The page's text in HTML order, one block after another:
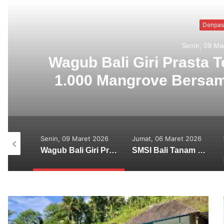
Prasta Terjun Langsung
Bersama SMSI Bali di Tahura
Senin, 09 Maret 2026
Wagub Bali Giri Prasta Terjun Langsung Tanam 1.000 Mangrove Bersama SMSI Bali di Tahura Ngurah Rai
Jumat, 06 Maret 2026
SMSI Bali Tanam 1.000 Mangrove di Tahura Ngurah Rai dalam Rangka HPN 2026
Kamis, 25
2025